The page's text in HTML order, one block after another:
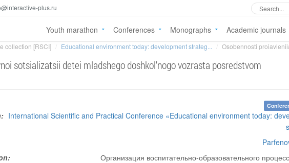
plus.ru
Youth marathon Conferences Monographs Academic journals
collection [RSCI] Educational environment today: development strateg... Osobennosti
sotsializatsii detei mladshego doshkol'nogo vozrasta posredstvom
International Scientific and Practical Conference «Educational environment today:
Организация воспитательно-образовательного